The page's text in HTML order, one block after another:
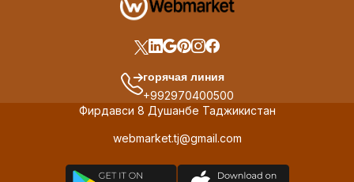
горячая линия
+992970400500
Фирдавси 8 Душанбе Таджикистан
webmarket.tj@gmail.com